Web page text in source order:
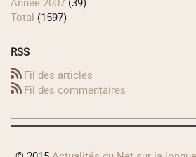
total (1597)
RSS
Fil des articles
Fil des commentaires